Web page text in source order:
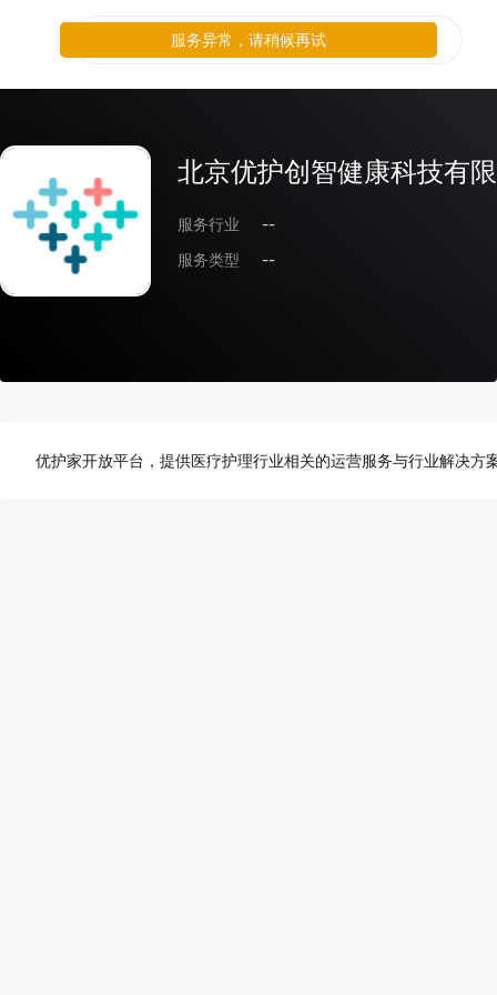
北京优护创智健康科技有
服务行业
--
服务类型
--
优护家开放平台，提供医疗护理行业相关的运营服务与行业解决方
服务异常，请稍候再试